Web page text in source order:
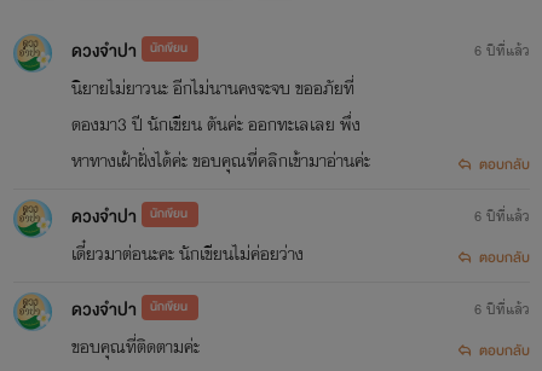
ถึงแม้พระองค์จะถูกจองจำ ก็มิเคยเกรงกลัวต่อศัตรู ยอมสละพระ
ชนน์ชีพ เพื่อแผ่นดินจันผาคำได้ทุกเพลา ใยเวหาถึงได้ห่วงชีวิต
เดียวมากกว่าแผ่นดินจันผาคำนคร
แม้เวหาจะถอยทัพกลับไป แต่เจ้าหญิงปิ่นขวัญก็ยังคงกักตัวเชลย
ไว้ อยู่นาน ไม่ยอมทำตามที่สัญญาไว้กับเวหา ต่อมาเจ้าชายจันผา
ในนามของเวหาแม่ทัพหลวงจันผาคำนคร พระองค์ต้องตกเป็น
เชลยศึก ที่ถูกเจ้าหญิงปิ่นขวัญใช้เยี่ยงทาส ทุกคนในวังหลวง
เข้าใจว่าพระองค์คือแม่ทัพ ที่จันผาคำนคร ส่งมาลอบปลงพระ
ดวงจำปา นักเขียน
นิยายไม่ยาวนะ อีกไม่นานคงจะจบ ขออภัยที่
ดองมา3 ปี นักเขียน ตันค่ะ ออกทะเลเลย พึ่ง
หาทางเฝ้าฝั่งได้ค่ะ ขอบคุณที่คลิกเข้ามาอ่านค่ะ
6 ปีที่แล้ว
ตอบกลับ
ดวงจำปา นักเขียน
เดี๋ยวมาต่อนะคะ นักเขียนไม่ค่อยว่าง
6 ปีที่แล้ว
ตอบกลับ
ดวงจำปา นักเขียน
ขอบคุณที่ติดตามค่ะ
6 ปีที่แล้ว
ตอบกลับ